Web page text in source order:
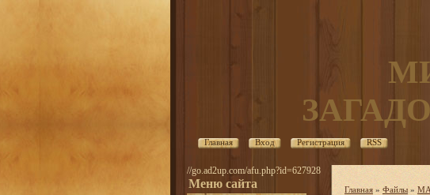
Главная Вход Регистрация RSS
//go.ad2up.com/afu.php?id=627928
Меню сайта Главная » Файлы »